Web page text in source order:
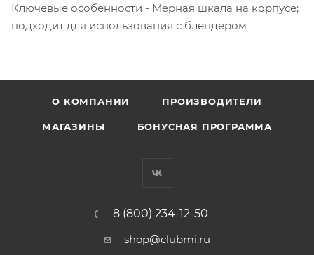
Ключевые особенности - Мерная шкала на корпусе;
подходит для использования с блендером
О КОМПАНИИ ПРОИЗВОДИТЕЛИ
МАГАЗИНЫ БОНУСНАЯ ПРОГРАММА
8 (800) 234-12-50
shop@clubmi.ru